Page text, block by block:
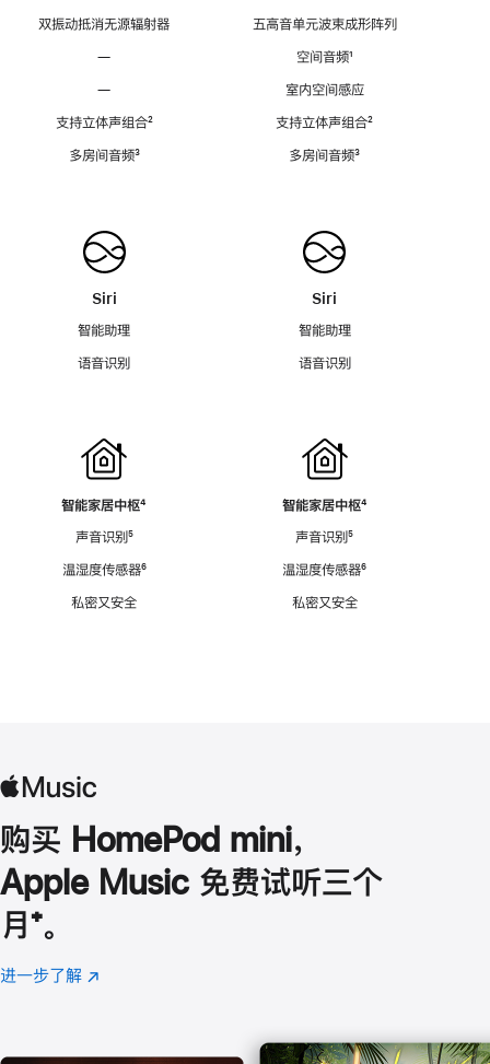
双振动抵消无源辐射器
—
—
支持立体声组合脚
²
多房间音频脚
³
Siri
智能助理
语音识别
智能家居中枢脚
⁴
声音识别脚
⁵
温湿度传感器脚
⁶
私密又安全
五高音单元波束成形阵列
空间音频脚
¹
室内空间感应
支持立体声组合脚
²
多房间音频脚
³
Siri
智能助理
语音识别
智能家居中枢脚
⁴
声音识别脚
⁵
温湿度传感器脚
⁶
私密又安全
购买 HomePod mini，
Apple Music 免费试听三个
月 脚
注
⁺。
进一步了解 Apple
(在
口